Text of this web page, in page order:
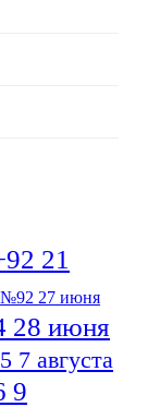
21
№92 27 июня
28 июня
7 августа
9